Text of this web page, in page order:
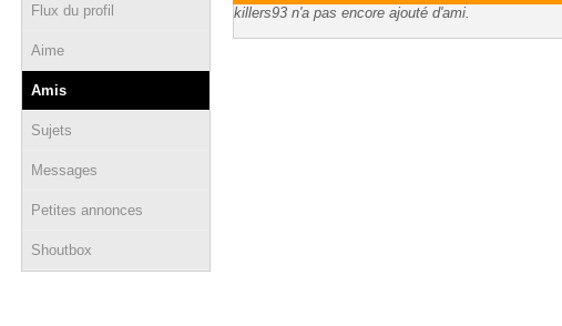
Flux du profil
Aime
Amis
Sujets
Messages
Petites annonces
Shoutbox
killers93 n'a pas encore ajouté d'ami.